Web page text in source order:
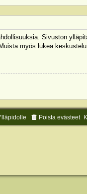
Sivuston
myös lukea
Poista evästeet